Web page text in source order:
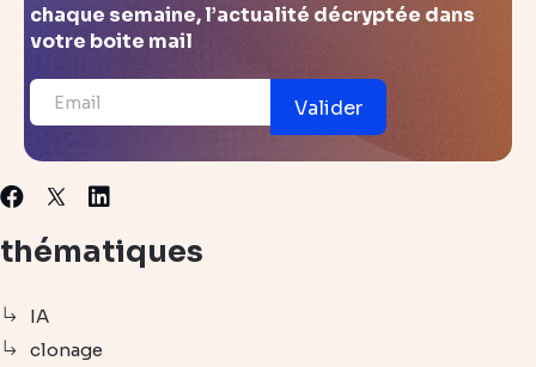
chaque semaine, l’actualité décryptée dans
votre boite mail
Valider
Facebook
X Linkedin
thématiques
IA
clonage